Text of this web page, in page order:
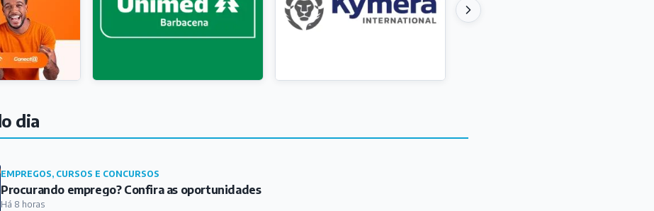
EMPREGOS, CURSOS E CONCURSOS
Procurando emprego? Confira as oportunidades
Há 8 horas
VARIEDADES
Barbacena tem aposta ganhadora da quina da Mega-Sena